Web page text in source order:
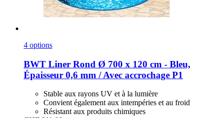
4 options
BWT Liner Rond Ø 700 x 120 cm -​ Bleu,
Épaisseur 0,6 mm / Avec accrochage P1
Stable aux rayons UV et à la lumière
Convient également aux intempéries et au froid
Résistant aux produits chimiques